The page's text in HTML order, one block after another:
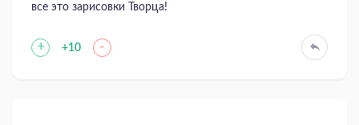
все это зарисовки Творца!
+ +10 -